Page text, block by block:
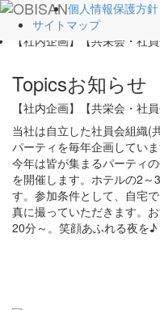
個人情報保護方
サイトマップ
ホーム
Topics
【社内企画】【共栄会・社
Topicsお知らせ
【社内企画】【共栄会・社
当社は自立した社員会組織(
パーティを毎年企画していま
今年は皆が集まるパーティ
を開催します。ホテルの2～
す。参加条件として、自宅
真に撮っていただきます。
20分～。笑顔あふれる夜を♪